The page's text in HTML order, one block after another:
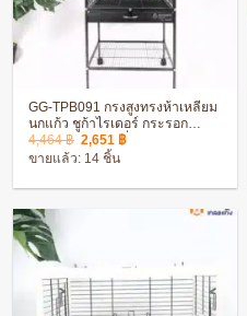
GG-TPB091 กรงสูงทรงห้าเหลี่ยม
นกแก้ว ชูก้าไรเดอร์ กระรอก
ขนาดใหญ่ มีล้อเลื่อน เคลือบกัน
สนิม ประกอบง่าย
4,464฿ Original
price
was:
2,651 ฿Current
ขายแล้ว: 14 ชิ้น